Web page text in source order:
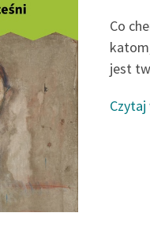
Co
jest
Czytaj